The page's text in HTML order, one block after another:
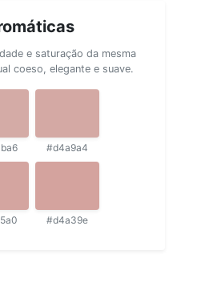
e saturação da mesma
coeso, elegante e suave.
#d4a9a4
#d4a39e